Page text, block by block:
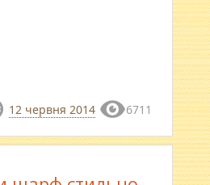
12 червня 2014 6711